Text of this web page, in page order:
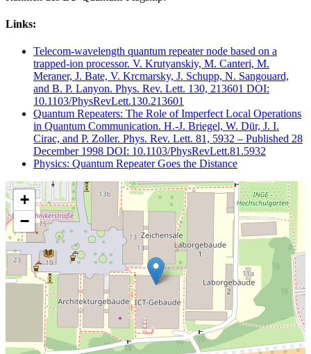
Links:
Telecom-wavelength quantum repeater node based on a
trapped-ion processor. V. Krutyanskiy, M. Canteri, M.
Meraner, J. Bate, V. Krcmarsky, J. Schupp, N. Sangouard,
and B. P. Lanyon. Phys. Rev. Lett. 130, 213601 DOI:
10.1103/PhysRevLett.130.213601
Quantum Repeaters: The Role of Imperfect Local Operations
in Quantum Communication. H.-J. Briegel, W. Dür, J. I.
Cirac, and P. Zoller. Phys. Rev. Lett. 81, 5932 – Published 28
December 1998 DOI: 10.1103/PhysRevLett.81.5932
Physics: Quantum Repeater Goes the Distance
+
−